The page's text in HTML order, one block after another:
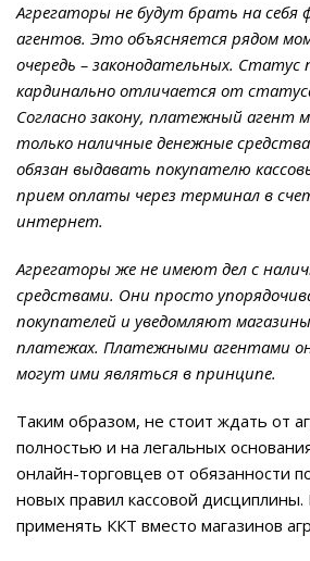
Агрегаторы не будут брать на
агентов. Это объясняется рядом
очередь – законодательных.
кардинально отличается от
Согласно закону, платежный
только наличные денежные
обязан выдавать покупателю
прием оплаты через терминал в
интернет.
Агрегаторы же не имеют дел с
средствами. Они просто
покупателей и уведомляют
платежах. Платежными агентами
могут ими являться в принципе.
Таким образом, не стоит ждать от
полностью и на легальных
онлайн-торговцев от обязанности
новых правил кассовой дисциплины.
применять ККТ вместо магазинов